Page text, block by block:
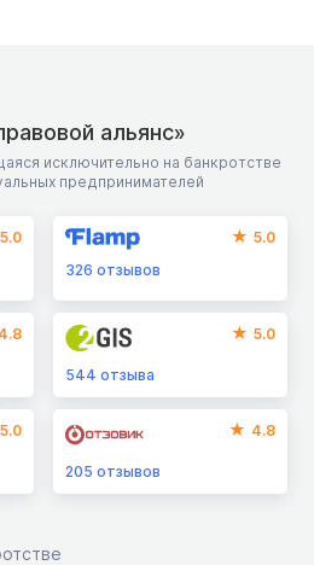
альянс»
исключительно на банкротстве
предпринимателей
5.0
5.0
326отзывов
4.8 5.0
544отзыва
5.0 4.8
205отзывов